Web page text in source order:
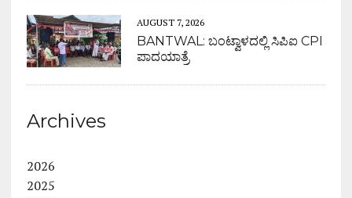
AUGUST 7, 2026
BANTWAL: ಬಂಟ್ವಾಳದಲ್ಲಿ ಸಿಪಿಐ CPI
ಪಾದಯಾತ್ರೆ
Archives
2026
2025